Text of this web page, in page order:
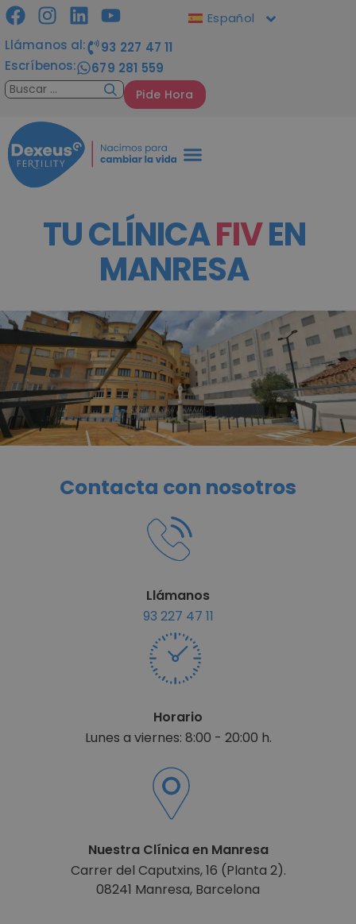
Llámanos al:
93 227 47 11
Escríbenos:
679 281 559
Pide Hora
Español
TU CLÍNICAFIVEN
MANRESA
Contacta con nosotros
Llámanos
93 227 47 11
Horario
Lunes a viernes: 8:00 - 20:00 h.
Nuestra Clínica en Manresa
Carrer del Caputxins, 16 (Planta 2).
08241 Manresa, Barcelona